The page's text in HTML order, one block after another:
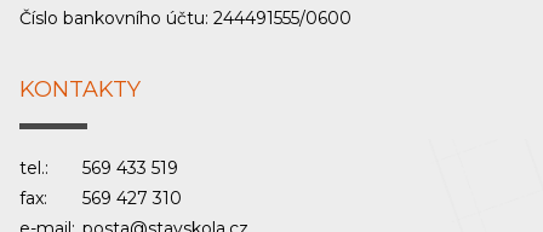
Číslo bankovního účtu: 244491555/0600
KONTAKTY
tel.:
569 433 519
fax:
569 427 310